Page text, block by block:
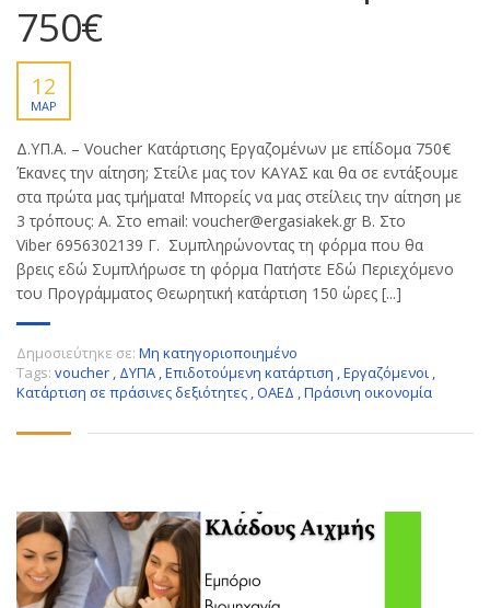
750€
12
ΜΑΡ
Δ.ΥΠ.Α. – Voucher Κατάρτισης Εργαζομένων με επίδομα 750€
Έκανες την αίτηση; Στείλε μας τον ΚΑΥΑΣ και θα σε εντάξουμε
στα πρώτα μας τμήματα! Μπορείς να μας στείλεις την αίτηση με
3 τρόπους: Α. Στο email: voucher@ergasiakek.gr Β. Στο
Viber 6956302139 Γ. Συμπληρώνοντας τη φόρμα που θα
βρεις εδώ Συμπλήρωσε τη φόρμα Πατήστε Εδώ Περιεχόμενο
του Προγράμματος Θεωρητική κατάρτιση 150 ώρες [...]
Δημοσιεύτηκε σε: Μη κατηγοριοποιημένο
Tags: voucher , ΔΥΠΑ ,Επιδοτούμενη κατάρτιση ,Εργαζόμενοι ,
Κατάρτιση σε πράσινες δεξιότητες ,ΟΑΕΔ ,Πράσινη οικονομία